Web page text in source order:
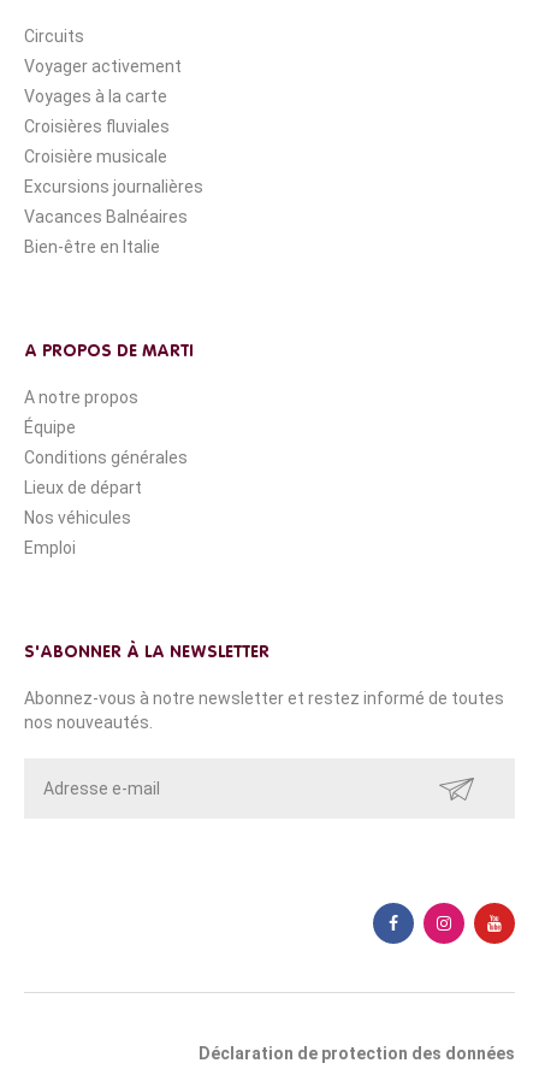
Circuits
Voyager activement
Voyages à la carte
Croisières fluviales
Croisière musicale
Excursions journalières
Vacances Balnéaires
Bien-être en Italie
A PROPOS DE MARTI
A notre propos
Équipe
Conditions générales
Lieux de départ
Nos véhicules
Emploi
S'ABONNER À LA NEWSLETTER
Abonnez-vous à notre newsletter et restez informé de toutes
nos nouveautés.
ENVOYER
Déclaration de protection des données